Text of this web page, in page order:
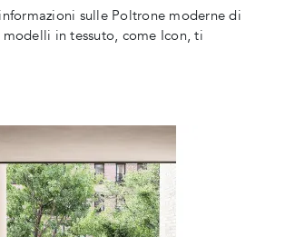
sulle Poltrone moderne di
in tessuto, come Icon, ti